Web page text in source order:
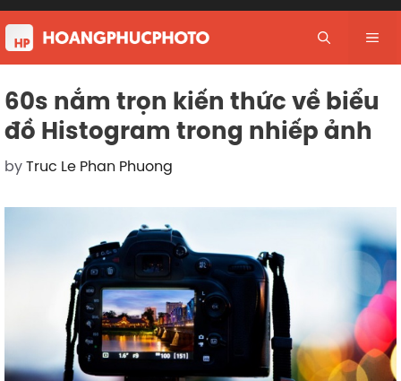
Skip
to
content
60s nắm trọn kiến thức về biểu
đồ Histogram trong nhiếp ảnh
byTruc Le Phan Phuong